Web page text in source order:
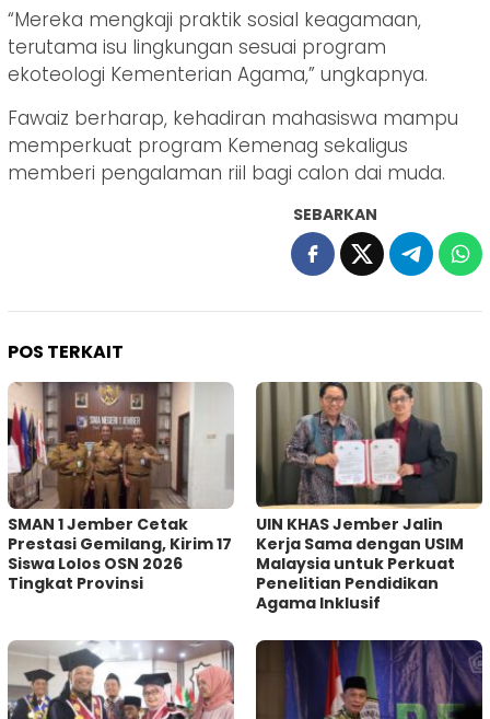
“Mereka mengkaji praktik sosial keagamaan,
terutama isu lingkungan sesuai program
ekoteologi Kementerian Agama,” ungkapnya.
Fawaiz berharap, kehadiran mahasiswa mampu
memperkuat program Kemenag sekaligus
memberi pengalaman riil bagi calon dai muda.
SEBARKAN
POS TERKAIT
SMAN 1 Jember Cetak
Prestasi Gemilang, Kirim 17
Siswa Lolos OSN 2026
Tingkat Provinsi
UIN KHAS Jember Jalin
Kerja Sama dengan USIM
Malaysia untuk Perkuat
Penelitian Pendidikan
Agama Inklusif